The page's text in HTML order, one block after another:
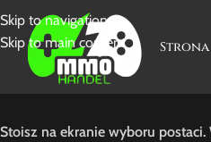
Skip to navigation
Skip to main content
Strona
Stoisz na ekranie wyboru postaci.